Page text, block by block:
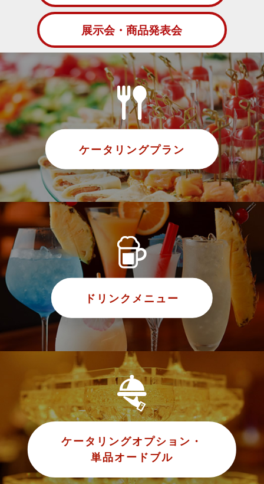
展示会・商品発表会
ケータリングプラン
ドリンクメニュー
ケータリングオプション・
単品オードブル